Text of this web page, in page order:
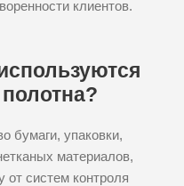
клиентов.
бумаги, упаковки,
материалов,
от систем контроля